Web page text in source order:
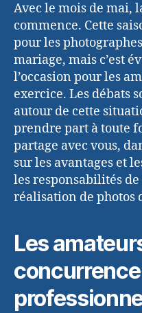
Avec le mois de mai,
commence. Cette
pour les
mariage, mais c’est
l’occasion pour les
exercice. Les débats
autour de cette
prendre part à toute
partage avec vous,
sur les avantages et
les responsabilités
réalisation de photos
Les